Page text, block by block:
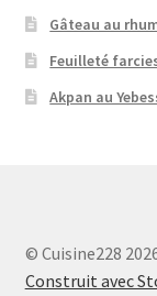
Gâteau au
Feuilleté
Akpan au
© Cuisine228
Construit avec